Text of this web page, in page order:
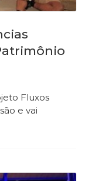
Fluxos
e vai